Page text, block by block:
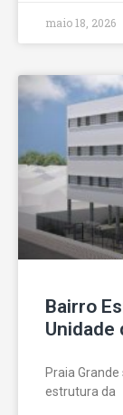
maio 18, 2026
Bairro
Unidade
Praia
estrutura da